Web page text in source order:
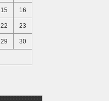
15 16
22 23
29 30